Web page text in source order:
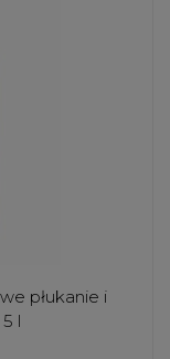
płukanie i
l